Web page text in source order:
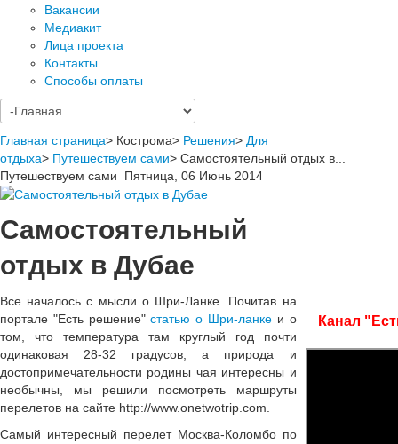
Вакансии
Медиакит
Лица проекта
Контакты
Способы оплаты
Главная страница> Кострома> Решения> Для
отдыха> Путешествуем сами> Самостоятельный отдых в...
Путешествуем сами
Пятница, 06 Июнь 2014
Самостоятельный
отдых в Дубае
Все началось с мысли о Шри-Ланке. Почитав на
портале "Есть решение"статью о Шри-ланке и о
том, что температура там круглый год почти
одинаковая 28-32 градусов, а природа и
достопримечательности родины чая интересны и
необычны, мы решили посмотреть маршруты
перелетов на сайте http://www.onetwotrip.com.
Самый интересный перелет Москва-Коломбо по
Канал